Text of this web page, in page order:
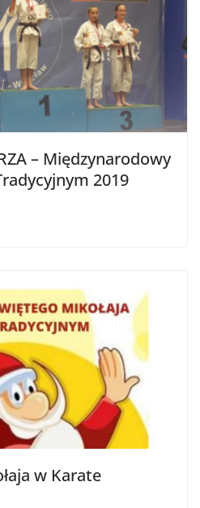
– Międzynarodowy
2019
w Karate